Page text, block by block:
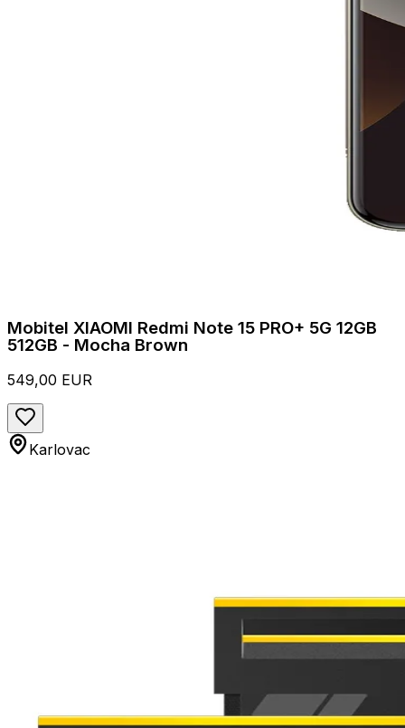
Mobitel XIAOMI Redmi Note 15 PRO+ 5G 12GB
512GB - Mocha Brown
549,00 EUR
Karlovac